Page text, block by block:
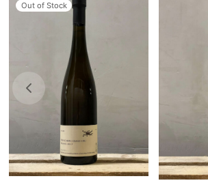
Out of Stock